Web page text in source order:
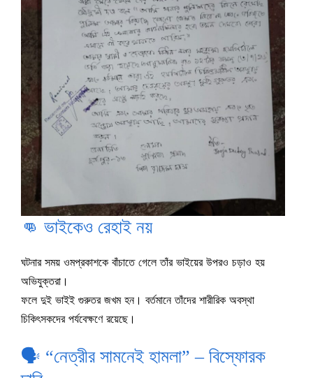
👊 ভাইকেও রেহাই নয়
ঘটনার সময় ওমপ্রকাশকে বাঁচাতে গেলে তাঁর ভাইয়ের উপরও চড়াও হয়
অভিযুক্তরা।
ফলে দুই ভাইই গুরুতর জখম হন। বর্তমানে তাঁদের শারীরিক অবস্থা
চিকিৎসকদের পর্যবেক্ষণে রয়েছে।
🗣️ “নেত্রীর সামনেই হামলা” – বিস্ফোরক